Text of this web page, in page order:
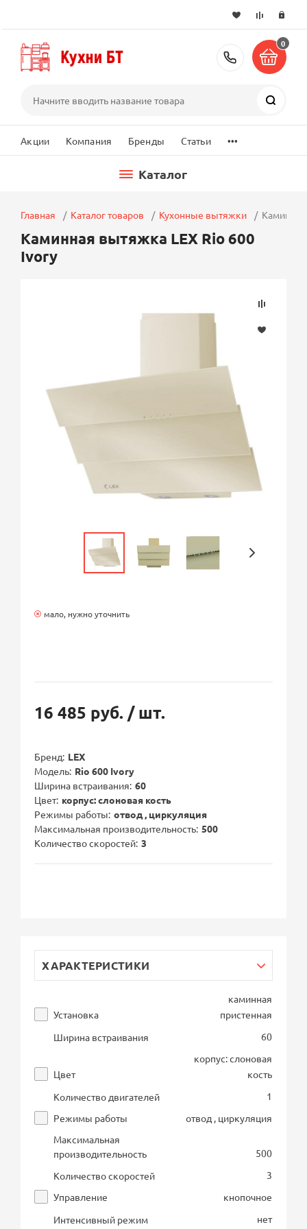
+7 (495)
0
Акции Компания Бренды Статьи ...
Каталог
Главная Каталог товаров Кухонные вытяжки
Каминная вытяжка LEX Rio 600
Ivory
мало, нужно уточнить
16 485 руб. / шт.
Бренд LEX
Модель Rio 600 Ivory
Ширина встраивания 60
Цвет корпус: слоновая кость
Режимы работы отвод , циркуляция
Максимальная производительность 500
Количество скоростей 3
ХАРАКТЕРИСТИКИ
Установка
каминная
пристенная
Ширина встраивания
60
Цвет
корпус: слоновая
кость
Количество двигателей
1
Режимы работы
отвод , циркуляция
Максимальная
производительность
500
Количество скоростей
3
Управление
кнопочное
Интенсивный режим
нет